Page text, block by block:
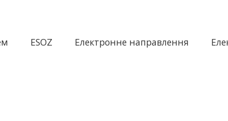
ESOZ Електронне направлення